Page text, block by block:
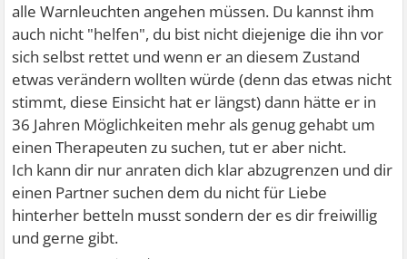
alle Warnleuchten angehen müssen. Du kannst ihm
auch nicht "helfen", du bist nicht diejenige die ihn vor
sich selbst rettet und wenn er an diesem Zustand
etwas verändern wollten würde (denn das etwas nicht
stimmt, diese Einsicht hat er längst) dann hätte er in
36 Jahren Möglichkeiten mehr als genug gehabt um
einen Therapeuten zu suchen, tut er aber nicht.
Ich kann dir nur anraten dich klar abzugrenzen und dir
einen Partner suchen dem du nicht für Liebe
hinterher betteln musst sondern der es dir freiwillig
und gerne gibt.